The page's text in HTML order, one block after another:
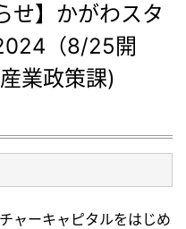
せ】かがわスタ
（8/25開
業政策課)
ャーキャピタルをはじめ